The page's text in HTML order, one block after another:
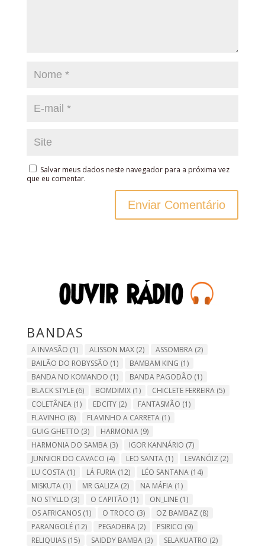
Salvar meus dados neste navegador para a próxima vez
que eu comentar.
BANDAS
A INVASÃO (1) ALISSON MAX(2) ASSOMBRA(2)
BAILÃO DO ROBYSSÃO (1) BAMBAM KING (1)
BANDA NO KOMANDO (1) BANDA PAGODÃO (1)
BLACK STYLE(6) BOMDIMIX(1) CHICLETE FERREIRA(5)
COLETÂNEA(1) EDCITY(2) FANTASMÃO (1)
FLAVINHO (8) FLAVINHO A CARRETA(1)
GUIG GHETTO (3) HARMONIA(9)
HARMONIA DO SAMBA(3) IGOR KANNÁRIO (7)
JUNNIOR DO CAVACO (4) LEO SANTA(1) LEVANÓIZ (2)
LU COSTA(1) LÁ FURIA(12) LÉO SANTANA(14)
MISKUTA(1) MR GALIZA(2) NA MÁFIA(1)
NO STYLLO (3) O CAPITÃO (1) ON_LINE(1)
OS AFRICANOS(1) O TROCO (3) OZ BAMBAZ (8)
PARANGOLÉ(12) PEGADEIRA(2) PSIRICO (9)
RELIQUIAS(15) SAIDDY BAMBA(3) SELAKUATRO (2)